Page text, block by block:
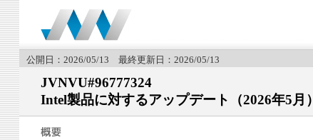
公開日：2026/05/13 最終更新日：2026/05/13
JVNVU#96777324
Intel製品に対するアップデート（2026年5月）